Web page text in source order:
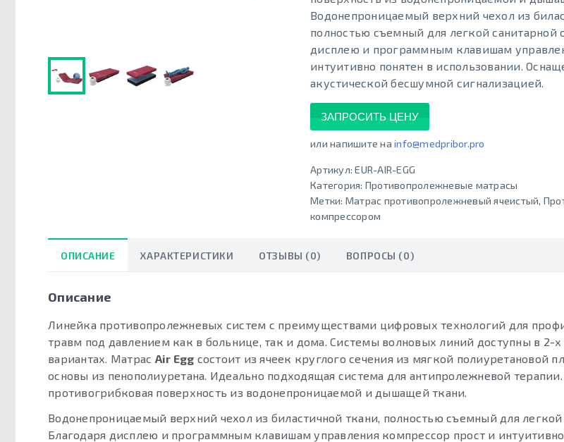
Водонепроницаемый верхний чехол из
полностью съемный для легкой санитарной
дисплею и программным клавишам
интуитивно понятен в использовании.
акустической бесшумной сигнализацией.
ЗАПРОСИТЬ ЦЕНУ
или напишите наinfo@medpribor.pro
Артикул:EUR-AIR-EGG
Категория: Противопролежневые матрасы
Метки: Матрас противопролежневый ячеистый,
компрессором
ОПИСАНИЕ ХАРАКТЕРИСТИКИ ОТЗЫВЫ (0) ВОПРОСЫ (0)
Описание
Линейка противопролежневых систем с преимуществами цифровых технологий для
травм под давлением как в больнице, так и дома. Системы волновых линий доступны в 2-
вариантах. Матрас Air Egg состоит из ячеек круглого сечения из мягкой полиуретановой
основы из пенополиуретана. Идеально подходящая система для антипролежневой
противогрибковая поверхность из водонепроницаемой и дышащей ткани.
Водонепроницаемый верхний чехол из биластичной ткани, полностью съемный для легкой
Благодаря дисплею и программным клавишам управления компрессор прост и интуитивно